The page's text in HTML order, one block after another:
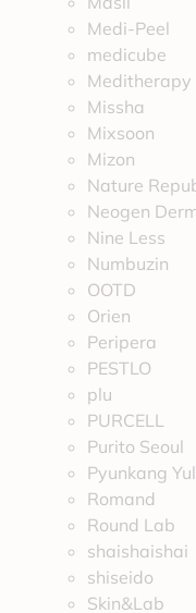
Medi-Peel
medicube
Meditherapy
Missha
Mixsoon
Mizon
Nature
Neogen
Nine Less
Numbuzin
OOTD
Orien
Peripera
PESTLO
plu
PURCELL
Purito Seoul
Pyunkang Yul
Romand
Round Lab
shaishaishai
shiseido
Skin&Lab